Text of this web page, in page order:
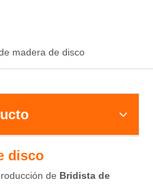
madera de disco
disco
de Bridista de